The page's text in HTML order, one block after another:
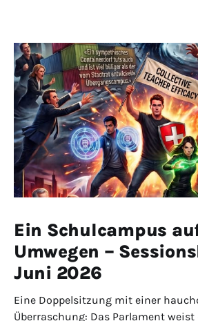
Ein Schulcampus
Umwegen –
Juni 2026
Eine Doppelsitzung mit einer
Überraschung: Das Parlament weist